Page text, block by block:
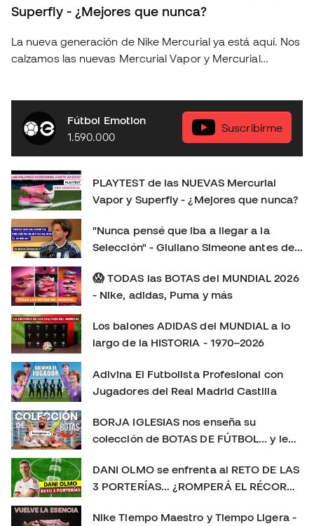
Superfly - ¿Mejores que nunca?
La nueva generación de Nike Mercurial ya está aquí. Nos
calzamos las nuevas Mercurial Vapor y Mercurial
respecto a la generación anterior. En este playtest
analizamos: 👟 Ajuste y comodidad. ⚽ Sensaciones con
el balón. 🚀 Tracción, aceleración y cambios de ritmo. 🔍
Todas las novedades de esta nueva generación. 🤔
¿Merecen la pena? ¿Cuál elegir: Vapor o Superfly?
Déjanos en los comentarios tu opinión: ¿Eres más de
Mercurial Vapor o de Mercurial Superfly? 👇 Consíguelas
aquí:
https://www.futbolemotion.com/es/categoria/botas-de-
futbol/nike/linea-mercurial-velocidad Síguenos para no
perderte más playtests, comparativas y reviews de las
últimas botas de fútbol: Instagram:
https://www.tiktok.com/@futbolemotion X:
https://x.com/futbolemotion #Mercurial #NikeFootball
#MercurialVapor #MercurialSuperfly #BotasDeFútbol
#Playtest #Review #futbolemotion #botasdefutbol
#futbol #nikemercurial soloporteros_portada_es _es
Fútbol Emotion
1.590.000
Suscribírme
PLAYTEST de las NUEVAS Mercurial
Vapor y Superfly - ¿Mejores que nunca?
"Nunca pensé que iba a llegar a la
Selección" - Giuliano Simeone antes de
😱 TODAS las BOTAS del MUNDIAL 2026
- Nike, adidas, Puma y más
Los balones ADIDAS del MUNDIAL a lo
largo de la HISTORIA - 1970–2026
Adivina El Futbolista Profesional con
Jugadores del Real Madrid Castilla
BORJA IGLESIAS nos enseña su
colección de BOTAS DE FÚTBOL... y le
DANI OLMO se enfrenta al RETO DE LAS
3 PORTERÍAS… ¿ROMPERÁ EL RÉCORD?
Nike Tiempo Maestro y Tiempo Ligera -